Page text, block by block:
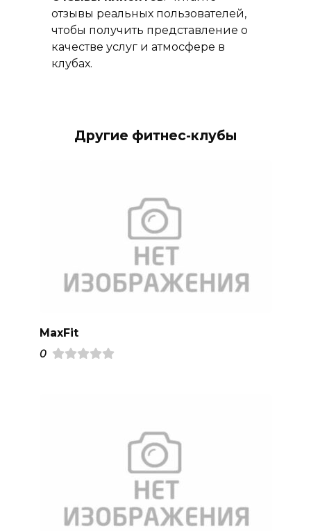
отзывы реальных пользователей,
чтобы получить представление о
качестве услуг и атмосфере в
клубах.
Другие фитнес-клубы
MaxFit
0